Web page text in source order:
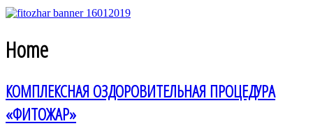
Home
КОМПЛЕКСНАЯ ОЗДОРОВИТЕЛЬНАЯ ПРОЦЕДУРА
«ФИТОЖАР»